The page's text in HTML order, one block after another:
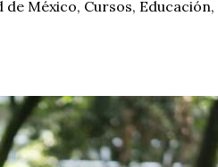
de México, Cursos, Educación,